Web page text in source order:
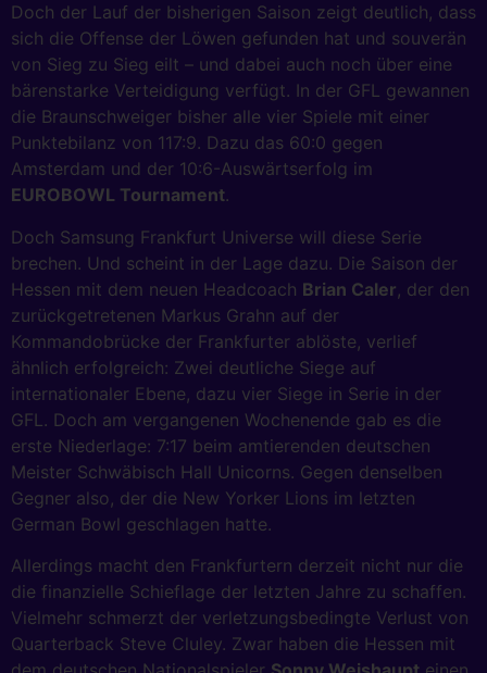
Doch der Lauf der bisherigen Saison zeigt deutlich, dass
sich die Offense der Löwen gefunden hat und souverän
von Sieg zu Sieg eilt – und dabei auch noch über eine
bärenstarke Verteidigung verfügt. In der GFL gewannen
die Braunschweiger bisher alle vier Spiele mit einer
Punktebilanz von 117:9. Dazu das 60:0 gegen
Amsterdam und der 10:6-Auswärtserfolg im
EUROBOWL Tournament.
Doch Samsung Frankfurt Universe will diese Serie
brechen. Und scheint in der Lage dazu. Die Saison der
Hessen mit dem neuen Headcoach Brian Caler, der den
zurückgetretenen Markus Grahn auf der
Kommandobrücke der Frankfurter ablöste, verlief
ähnlich erfolgreich: Zwei deutliche Siege auf
internationaler Ebene, dazu vier Siege in Serie in der
GFL. Doch am vergangenen Wochenende gab es die
erste Niederlage: 7:17 beim amtierenden deutschen
Meister Schwäbisch Hall Unicorns. Gegen denselben
Gegner also, der die New Yorker Lions im letzten
German Bowl geschlagen hatte.
Allerdings macht den Frankfurtern derzeit nicht nur die
die finanzielle Schieflage der letzten Jahre zu schaffen.
Vielmehr schmerzt der verletzungsbedingte Verlust von
Quarterback Steve Cluley. Zwar haben die Hessen mit